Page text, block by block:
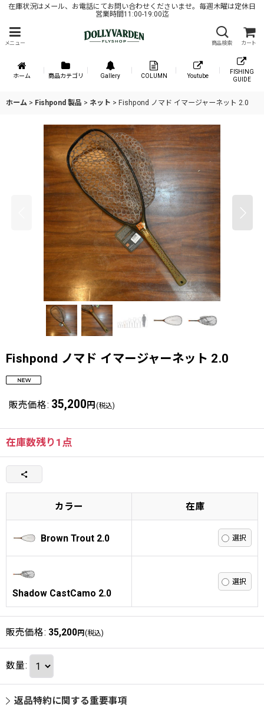
在庫状況はメール、お電話にてお問い合わせくださいませ。毎週木曜は定休日
営業時間11:00-19:00迄
メニュー 商品検索 カート
ホーム 商品カテゴリ Gallery COLUMN Youtube
FISHING
GUIDE
ホーム > Fishpond 製品 > ネット > Fishpond ノマド イマージャーネット 2.0
Fishpond ノマド イマージャーネット 2.0
販売価格: 35,200 円 (税込)
在庫数残り1点
カラー 在庫
Brown Trout 2.0
Shadow CastCamo 2.0
販売価格: 35,200円 (税込)
数量:
返品特約に関する重要事項